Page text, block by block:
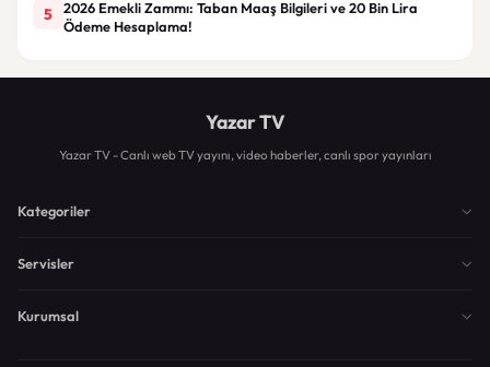
5
2026 Emekli Zammı: Taban Maaş Bilgileri ve 20 Bin Lira
Ödeme Hesaplama!
Yazar TV
Yazar TV - Canlı web TV yayını, video haberler, canlı spor yayınları
Kategoriler
Servisler
Kurumsal